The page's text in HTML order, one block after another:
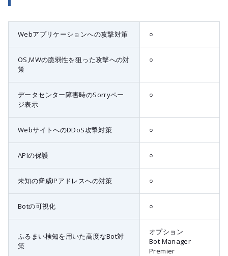
Webアプリケーションへの攻撃対策 ○
OS,MWの脆弱性を狙った攻撃への対
策
○
データセンター障害時のSorryペー
ジ表示
○
WebサイトへのDDoS攻撃対策 ○
APIの保護 ○
未知の脅威IPアドレスへの対策 ○
Botの可視化 ○
ふるまい検知を用いた高度なBot対
策
オプション
Bot Manager
Premier